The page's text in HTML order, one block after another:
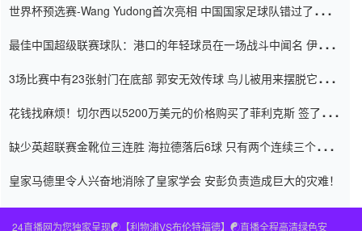
世界杯预选赛-Wang Yudong首次亮相 中国国家足球队错过了世界
最佳中国超级联赛球队：港口的年轻球员在一场战斗中闻名 伊万放
3场比赛中有23张射门在底部 郭安无效传球 鸟儿被用来摆脱它
花钱找麻烦！切尔西以5200万美元的价格购买了菲利克斯 签了7年
缺少英超联赛金靴位三连胜 海拉德落后6球 只有两个连续三个连续
皇家马德里令人兴奋地消除了皇家学会 安彭负责造成巨大的灾难！
24直播网为您独家呈现☯️【利物浦VS布伦特福德】☯️直播全程高清绿色安